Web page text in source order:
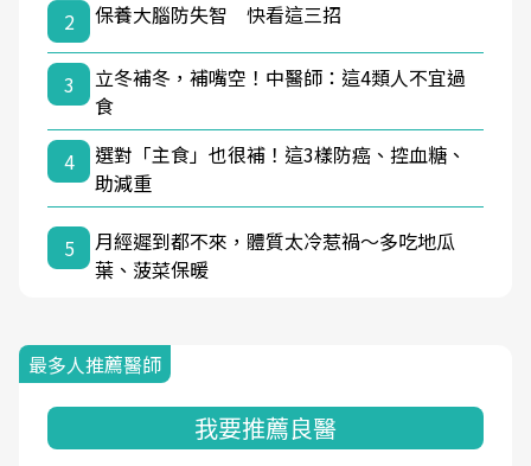
2
保養大腦防失智 快看這三招
3
立冬補冬，補嘴空！中醫師：這4類人不宜過
食
4
選對「主食」也很補！這3樣防癌、控血糖、
助減重
5
月經遲到都不來，體質太冷惹禍〜多吃地瓜
葉、菠菜保暖
最多人推薦醫師
我要推薦良醫